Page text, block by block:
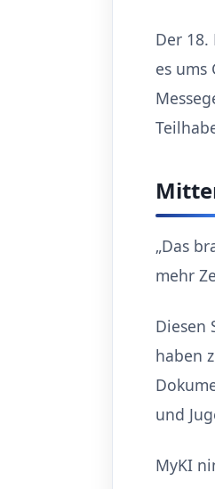
Der
es ums
„Das
mehr
Diesen
haben
und
MyKI